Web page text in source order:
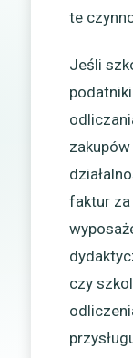
te
Jeśli
faktur za
czy